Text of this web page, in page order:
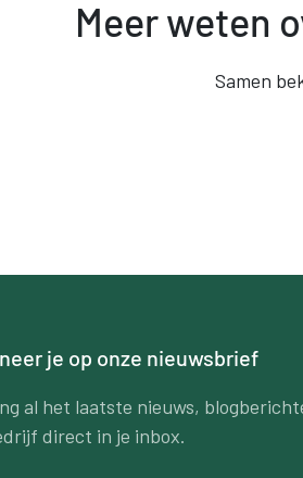
Meer weten
Samen
je op onze nieuwsbrief
al het laatste nieuws,
direct in je inbox.